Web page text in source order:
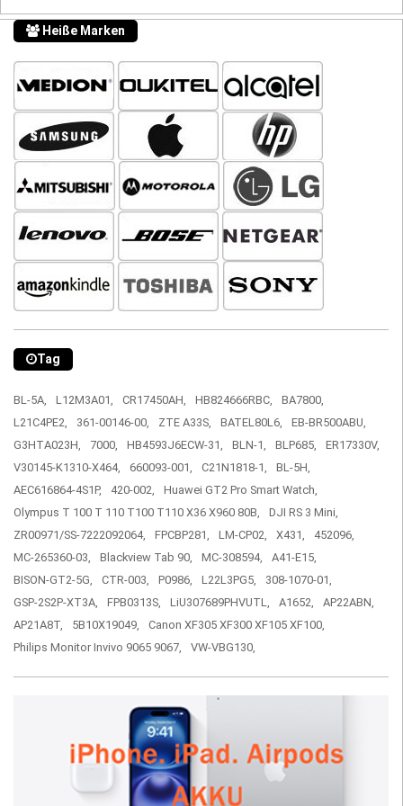
Heiße Marken
Tag
BL-5A, L12M3A01, CR17450AH, HB824666RBC,
BA7800,
L21C4PE2,
361-00146-00, ZTE A33S, BATEL80L6,
EB-BR500ABU,
G3HTA023H,
7000, HB4593J6ECW-31, BLN-1, BLP685,
ER17330V,
V30145-K1310-X464,
660093-001, C21N1818-1,
BL-5H,
AEC616864-4S1P,
420-002,
Huawei GT2 Pro Smart Watch,
Olympus T 100 T 110 T100 T110 X36 X960 80B,
DJI RS 3 Mini,
ZR00971/SS-7222092064,
FPCBP281, LM-CP02, X431,
452096,
MC-265360-03,
Blackview Tab 90, MC-308594,
A41-E15,
BISON-GT2-5G,
CTR-003, P0986, L22L3PG5,
308-1070-01,
GSP-2S2P-XT3A,
FPB0313S, LiU307689PHVUTL, A1652,
AP22ABN,
AP21A8T,
5B10X19049,
Canon XF305 XF300 XF105 XF100,
Philips Monitor Invivo 9065 9067,
VW-VBG130,